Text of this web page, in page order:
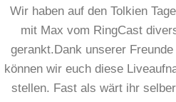
Wir haben auf den Tolkien
mit Max vom RingCast
gerankt.Dank unserer
können wir euch diese
stellen. Fast als wärt ihr